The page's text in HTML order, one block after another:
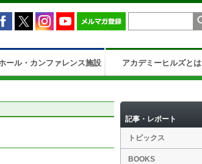
ール・カンファレンス施設 アカデミーヒルズとは
記事・レポート
トピックス
BOOKS